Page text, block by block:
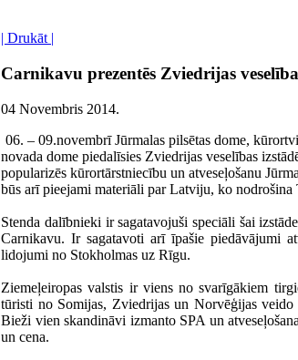
| Drukāt |
Carnikavu prezentēs Zviedrijas
04 Novembris 2014.
06. – 09.novembrī Jūrmalas pilsētas dome,
novada dome piedalīsies Zviedrijas veselības
popularizēs kūrortārstniecību un atveseļošanu
būs arī pieejami materiāli par Latviju, ko nodrošina
Stenda dalībnieki ir sagatavojuši speciāli šai
Carnikavu. Ir sagatavoti arī īpašie piedāvājumi
lidojumi no Stokholmas uz Rīgu.
Ziemeļeiropas valstis ir viens no svarīgākiem
tūristi no Somijas, Zviedrijas un Norvēģijas
Bieži vien skandināvi izmanto SPA un
un cena.